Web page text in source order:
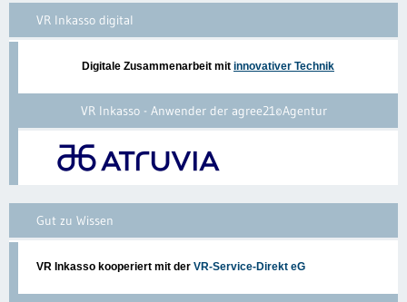
VR Inkasso digital
Digitale Zusammenarbeit mit innovativer Technik
VR Inkasso - Anwender der agree21©Agentur
Gut zu Wissen
VR Inkasso kooperiert mit der VR-Service-Direkt eG